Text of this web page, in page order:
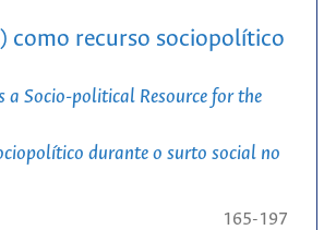
como recurso sociopolítico
Socio-political Resource for the
durante o surto social no
165-197